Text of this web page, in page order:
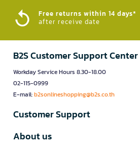
Free returns within 14 days*
after receive date
B2S Customer Support Center
Workday Service Hours 8.30-18.00
02-115-0999
E-mail:b2sonlineshopping@b2s.co.th
Customer Support
About us